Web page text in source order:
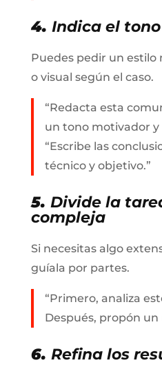
4. Indica el
Puedes pedir un estilo
o visual según el caso.
“Redacta esta
un tono motivador y
“Escribe las
técnico y objetivo.”
5. Divide la
compleja
Si necesitas algo
guíala por partes.
“Primero, analiza
Después, propón
6. Refina los